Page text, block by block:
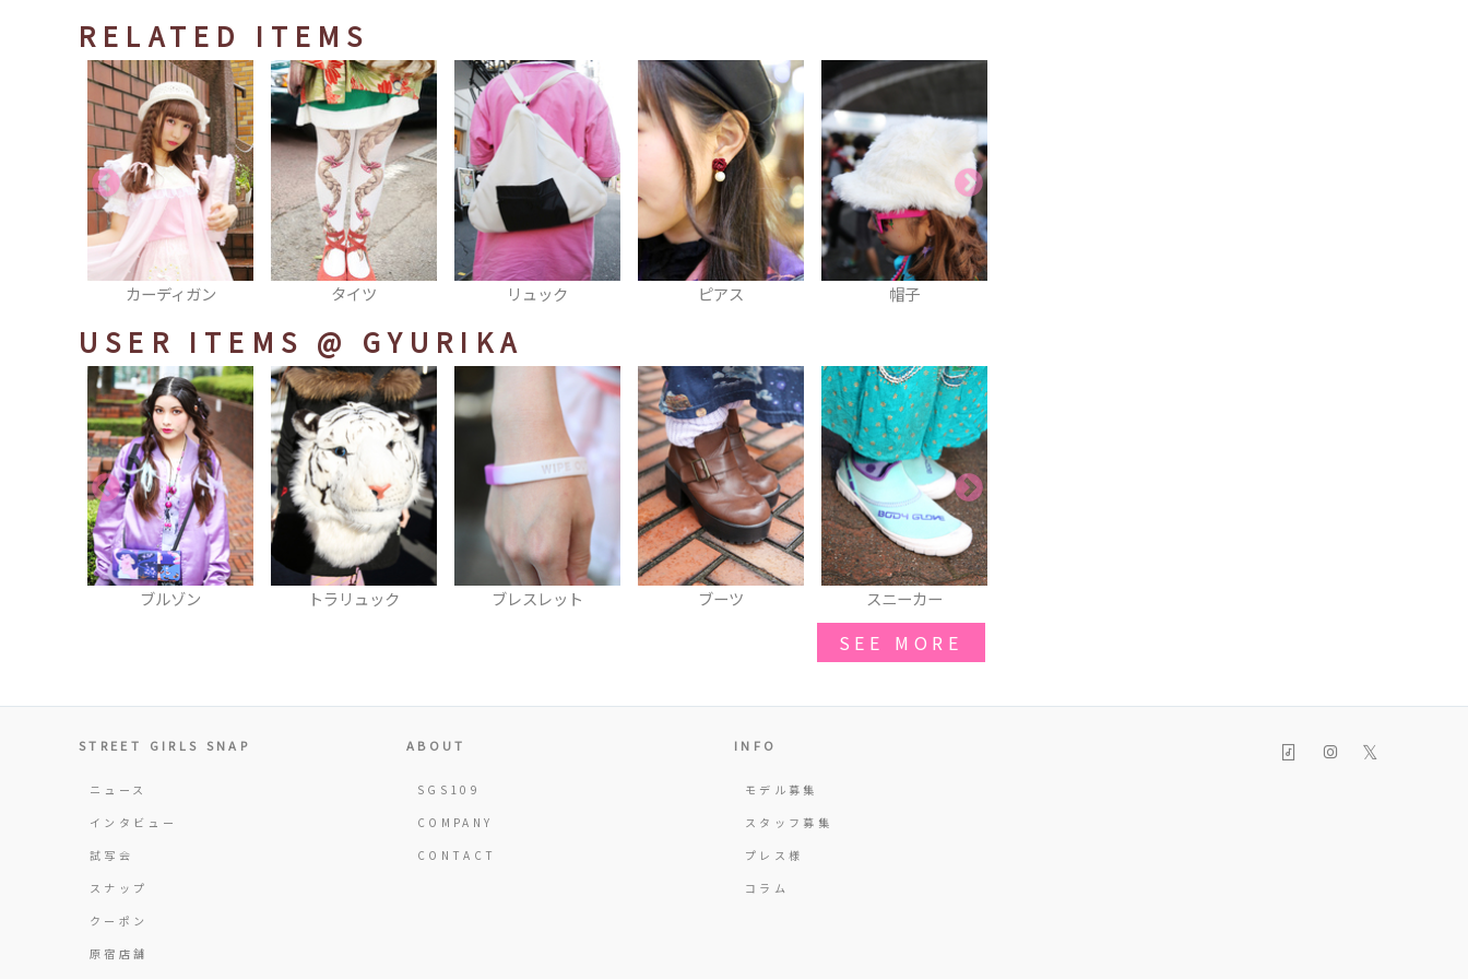
RELATED ITEMS
タイツ リュック ピアス 帽子 ヘアアクセ
USER ITEMS @ GYURIKA
トラリュック ブレスレット ブーツ スニーカー 厚底シューズ
SEE MORE
STREET GIRLS SNAP
ニュース
インタビュー
試写会
スナップ
クーポン
原宿店舗
ABOUT
SGS109
COMPANY
CONTACT
INFO
モデル募集
スタッフ募集
プレス様
コラム
𝕏